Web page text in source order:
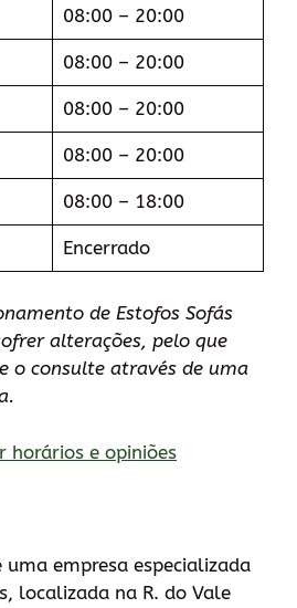
08:00 – 20:00
08:00 – 20:00
08:00 – 20:00
08:00 – 20:00
08:00 – 18:00
Encerrado
de Estofos Sofás
alterações, pelo que
o consulte através de uma
horários e opiniões
empresa especializada
localizada na R. do Vale